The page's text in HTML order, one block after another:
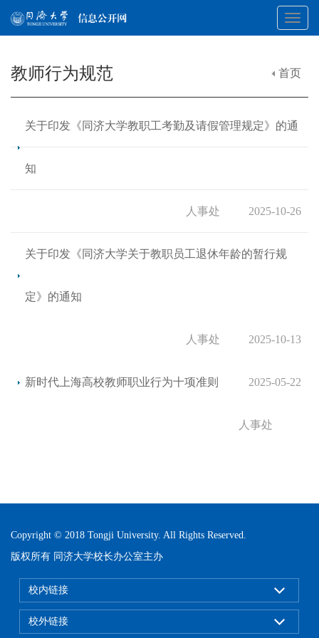
教师行为规范 首页
关于印发《同济大学教职工考勤及请假管理规定》的通
知
2025-10-26
人事处
关于印发《同济大学关于教职员工退休年龄的暂行规
定》的通知
2025-10-13
人事处
新时代上海高校教师职业行为十项准则 2025-05-22
人事处
Copyright © 2018 Tongji University. All Rights Reserved.
版权所有 同济大学校长办公室主办